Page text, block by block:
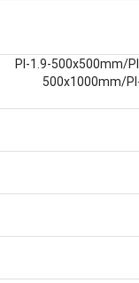
(PI-1.9-500x500mm/
500x1000mm/